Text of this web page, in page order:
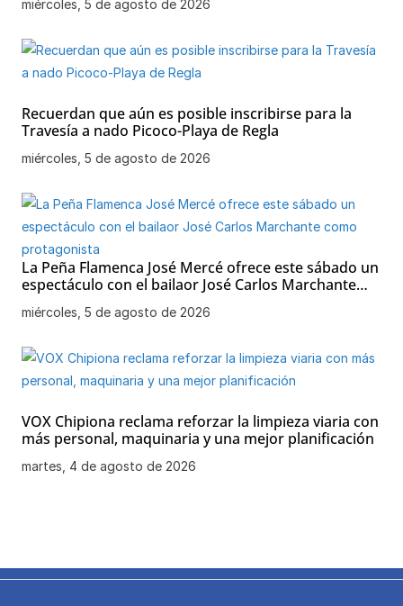
miércoles, 5 de agosto de 2026
Recuerdan que aún es posible inscribirse para la
Travesía a nado Picoco-Playa de Regla
miércoles, 5 de agosto de 2026
La Peña Flamenca José Mercé ofrece este sábado un
espectáculo con el bailaor José Carlos Marchante
como protagonista
miércoles, 5 de agosto de 2026
VOX Chipiona reclama reforzar la limpieza viaria con
más personal, maquinaria y una mejor planificación
martes, 4 de agosto de 2026